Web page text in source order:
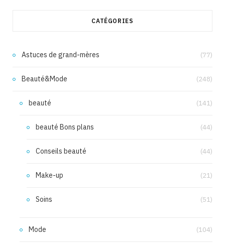
CATÉGORIES
Astuces de grand-mères (77)
Beauté&Mode (248)
beauté (141)
beauté Bons plans (44)
Conseils beauté (44)
Make-up (21)
Soins (51)
Mode (104)